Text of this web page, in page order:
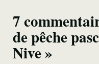
7
de pêche
Nive »